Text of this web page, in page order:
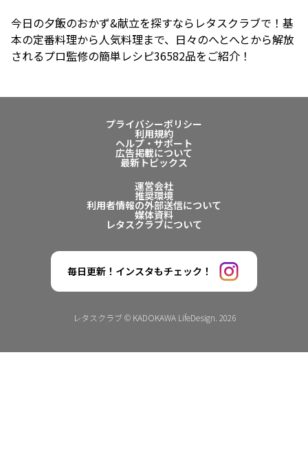
今日の夕飯のおかず&献立を探すならレタスクラブで！基
本の定番料理から人気料理まで、日々のへとへとから解放
されるプロ監修の簡単レシピ36582品をご紹介！
プライバシーポリシー
利用規約
ヘルプ・サポート
広告掲載について
最新トピックス
運営会社
推奨環境
利用者情報の外部送信について
媒体資料
レタスクラブについて
毎日更新！インスタもチェック！
レタスクラブ © KADOKAWA LifeDesign. 2026